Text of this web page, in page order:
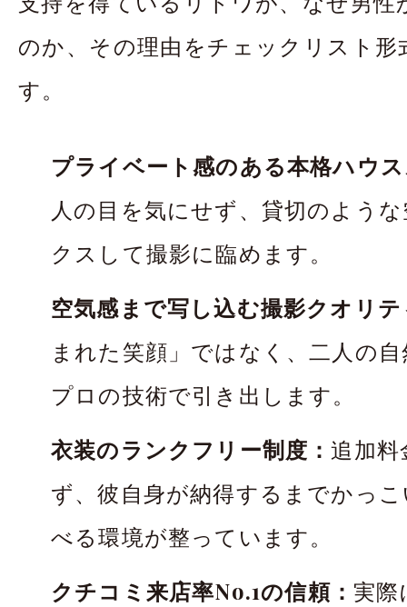
のか、その理由をチェックリスト形
す。
プライベート感のある本格ハウ
人の目を気にせず、貸切のよう
クスして撮影に臨めます。
空気感まで写し込む撮影クオリ
まれた笑顔」ではなく、二人の
プロの技術で引き出します。
衣装のランクフリー制度：追加
ず、彼自身が納得するまでかっ
べる環境が整っています。
クチコミ来店率No.1の信頼： 実際